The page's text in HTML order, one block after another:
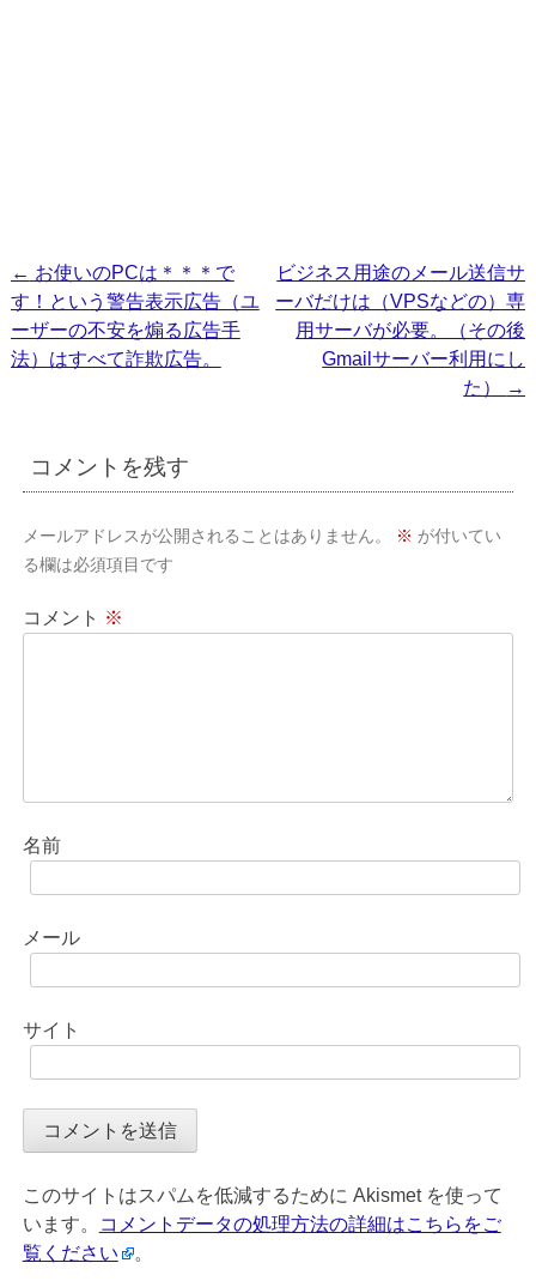
投
稿
ナ
ー
シ
ョ
ン
← お使いのPCは＊＊＊で
す！という警告表示広告（ユ
ーザーの不安を煽る広告手
法）はすべて詐欺広告。
ビジネス用途のメール送信サ
ーバだけは（VPSなどの）専
用サーバが必要。（その後
Gmailサーバー利用にし
た）
→
コメントを残す
メールアドレスが公開されることはありません。 ※ が付いてい
る欄は必須項目です
コメント ※
名前
メール
サイト
このサイトはスパムを低減するために Akismet を使って
います。
コメントデータの処理方法の詳細はこちらをご
覧ください
。